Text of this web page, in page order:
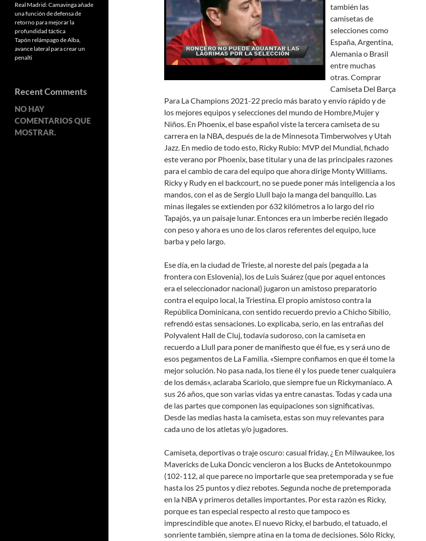
también las
camisetas de
selecciones como
España, Argentina,
Alemania o Brasil
entre muchas
otras. Comprar
Camiseta Del Barça
Para La Champions 2021-22 precio más barato y envío rápido y de
los mejores equipos y selecciones del mundo de Hombre,Mujer y
Niños. En Phoenix, el base español viste la tercera camiseta de su
carrera en la NBA, después de la de Minnesota Timberwolves y Utah
Jazz. En medio de todo esto, Ricky Rubio: MVP del Mundial, fichado
este verano por Phoenix, base titular y una de las principales razones
para el cambio de cara del equipo que ahora dirige Monty Williams.
Ricky y Rudy en el backcourt, no se puede poner más inteligencia a los
mandos, con el as de Sergio Llull bajo la manga del banquillo. Las
minas ilegales se extienden por 632 kilómetros a lo largo del rio
Tapajós, ya un paisaje lunar. Entonces era un imberbe recién llegado
con peso y ahora es uno de los claros referentes del equipo, luce
barba y pelo largo.
Ese día, en la ciudad de Trieste, al noreste del país (pegada a la
frontera con Eslovenia), los de Luis Suárez (que por aquel entonces
era el seleccionador nacional) jugaron un amistoso preparatorio
contra el equipo local, la Triestina. El propio amistoso contra la
República Dominicana, con sentido recuerdo previo a Chicho Sibilio,
refrendó estas sensaciones. Lo explicaba, serio, en las entrañas del
Polyvalent Hall de Cluj, todavía sudoroso, con la camiseta en
recuerdo a Llull para poner de manifiesto que él fue, es y será uno de
esos pegamentos de La Familia. «Siempre confiamos en que él tome la
mejor solución. No pasa nada, los tiene él y los puede tener cualquiera
de los demás», aclaraba Scariolo, que siempre fue un Rickymaníaco. A
sus 26 años, que son varias vidas ya entre canastas. Todas y cada una
de las partes que componen las equipaciones son significativas.
Desde las medias hasta la camiseta, estas son muy relevantes para
cada uno de los atletas y/o jugadores.
Camiseta, deportivas o traje oscuro: casual friday, ¿ En Milwaukee, los
Mavericks de Luka Doncic vencieron a los Bucks de Antetokounmpo
(102-112, al que parece no importarle que sea pretemporada y se fue
hasta los 25 puntos y diez rebotes. Segunda noche de pretemporada
en la NBA y primeros detalles importantes. Por esta razón es Ricky,
porque es tan especial respecto al resto que tampoco es
imprescindible que anote». El nuevo Ricky, el barbudo, el tatuado, el
sonriente también, siempre atina en la toma de decisiones. Sólo Ricky,
Real Madrid: Camavinga añade
una función de defensa de
retorno para mejorar la
profundidad táctica
Tapón relámpago de Alba,
avance lateral para crear un
penalti
Recent Comments
NO HAY
COMENTARIOS QUE
MOSTRAR.